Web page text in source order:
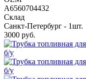
A6560704432
Склад
Санкт-Петербург - 1шт.
3000 руб.